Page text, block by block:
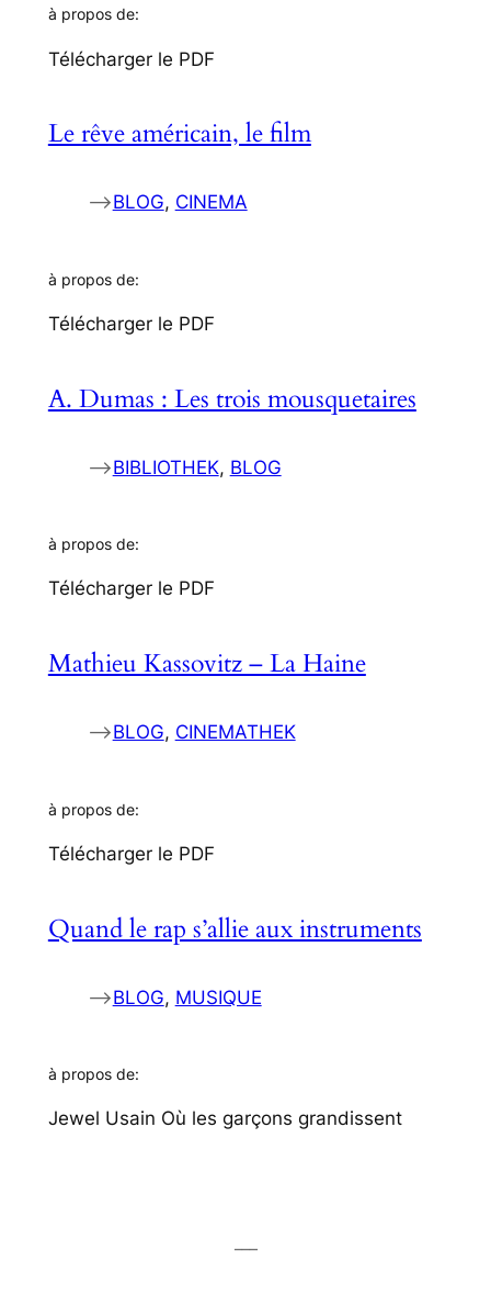
à propos de:
Télécharger le PDF
Le rêve américain, le film
–>BLOG, CINEMA
à propos de:
Télécharger le PDF
A. Dumas : Les trois mousquetaires
–>BIBLIOTHEK, BLOG
à propos de:
Télécharger le PDF
Mathieu Kassovitz – La Haine
–>BLOG, CINEMATHEK
à propos de:
Télécharger le PDF
Quand le rap s’allie aux instruments
–>BLOG, MUSIQUE
à propos de:
Jewel Usain Où les garçons grandissent